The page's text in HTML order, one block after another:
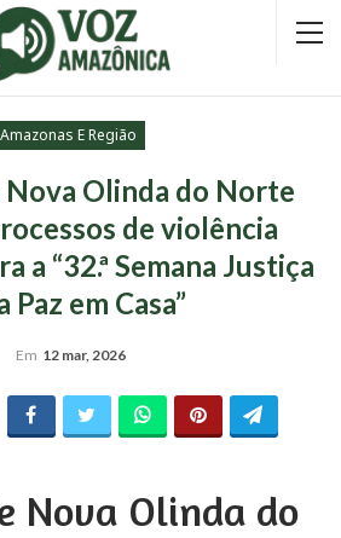
Amazonas E Região
Nova Olinda do Norte
de violência
a “32.ª Semana Justiça
Paz em Casa”
Em 12 mar, 2026
Nova Olinda do